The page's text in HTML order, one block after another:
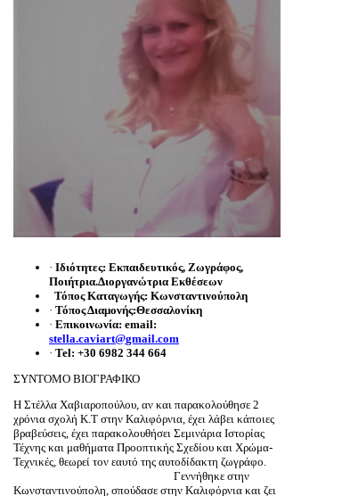
· Ιδιότητες: Εκπαιδευτικός, Ζωγράφος,
Ποιήτρια.Διοργανώτρια Εκθέσεων
Τόπος Καταγωγής: Κωνσταντινούπολη
· Τόπος Διαμονής:Θεσσαλονίκη
· Επικοινωνία: email:
stella.caviart@gmail.com
· Tel: +30 6982 344 664
ΣΥΝΤΟΜΟ ΒΙΟΓΡΑΦΙΚΟ
Η Στέλλα Χαβιαροπούλου, αν και παρακολούθησε 2
χρόνια σχολή Κ.Τ στην Καλιφόρνια, έχει λάβει κάποιες
βραβεύσεις, έχει παρακολουθήσει Σεμινάρια Ιστορίας
Τέχνης και μαθήματα Προοπτικής Σχεδίου και Χρώμα-
Τεχνικές, θεωρεί τον εαυτό της αυτοδίδακτη ζωγράφο.
Γεννήθηκε στην
Κωνσταντινούπολη, σπούδασε στην Καλιφόρνια και ζει